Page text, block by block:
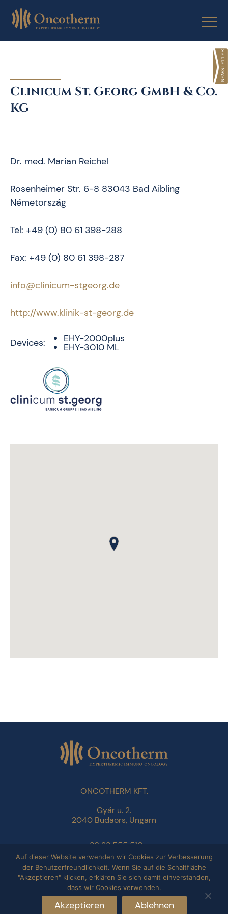
Clinicum St. Georg GmbH & Co.
KG
Dr. med. Marian Reichel
Rosenheimer Str. 6-8 83043 Bad Aibling
Németország
Tel: +49 (0) 80 61 398-288
Fax: +49 (0) 80 61 398-287
info@clinicum-stgeorg.de
http://www.klinik-st-georg.de
Devices: EHY-2000plus
EHY-3010 ML
ONCOTHERM KFT.
Gyár u. 2.
2040 Budaörs, Ungarn
+36 23 555 510
info@oncotherm.org
Datenschutzbestimmungen
Impressum
Auf dieser Website verwenden wir Cookies zur Verbesserung
der Benutzerfreundlichkeit. Wenn Sie auf die Schaltfläche
"Akzeptieren" klicken, erklären Sie sich damit einverstanden,
dass wir Cookies verwenden.
Akzeptieren Ablehnen